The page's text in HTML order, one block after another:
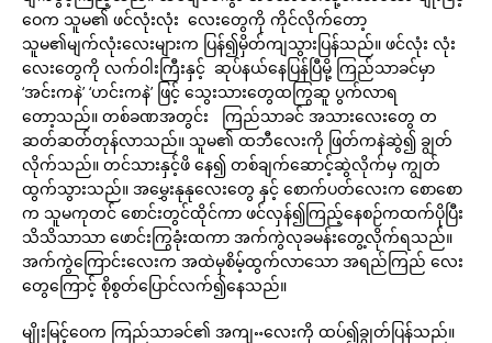
ဝေက သူမ၏ ဖင်လုံးလုံး လေးတွေကို ကိုင်လိုက်တော့
သူမ၏မျက်လုံးလေးများက ပြန်၍မှိတ်ကျသွားပြန်သည်။ ဖင်လုံး လုံး
လေးတွေကို လက်ဝါးကြီးနှင့် ဆုပ်နယ်နေပြန်ပြီမို့ ကြည်သာခင်မှာ
‘အင်းကနဲ’ ‘ဟင်းကနဲ’ ဖြင့် သွေးသားတွေထကြွဆူ ပွက်လာရ
တော့သည်။ တစ်ခဏအတွင်း ကြည်သာခင် အသားလေးတွေ တ
ဆတ်ဆတ်တုန်လာသည်။ သူမ၏ ထဘီလေးကို ဖြတ်ကနဲဆွဲ၍ ချွတ်
လိုက်သည်။ တင်သားနှင့်ဖိ နေ၍ တစ်ချက်ဆောင့်ဆွဲလိုက်မှ ကျွတ်
ထွက်သွားသည်။ အမွှေးနုနုလေးတွေ နှင့် စောက်ပတ်လေးက စောစော
က သူမကုတင် စောင်းတွင်ထိုင်ကာ ဖင်လှန်၍ကြည့်နေစဉ်ကထက်ပိုပြီး
သိသိသာသာ ဖောင်းကြွခုံးထကာ အက်ကွဲလုခမန်းတွေ့လိုက်ရသည်။
အက်ကွဲကြောင်းလေးက အထဲမှစိမ့်ထွက်လာသော အရည်ကြည် လေး
တွေကြောင့် စိုစွတ်ပြောင်လက်၍နေသည်။
မျိုးမြင့်ဝေက ကြည်သာခင်၏ အကျႌလေးကို ထပ်၍ချွတ်ပြန်သည်။